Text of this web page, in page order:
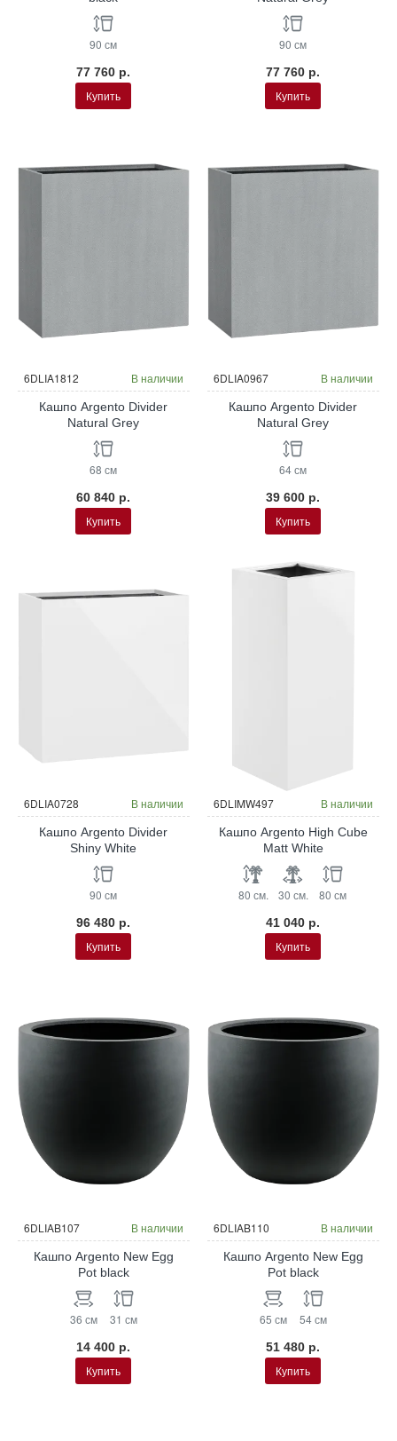
90 см
77 760 р.
Купить
90 см
77 760 р.
Купить
6DLIA1812 В наличии
Кашпо Argento Divider
Natural Grey
68 см
60 840 р.
Купить
6DLIA0967 В наличии
Кашпо Argento Divider
Natural Grey
64 см
39 600 р.
Купить
6DLIA0728 В наличии
Кашпо Argento Divider
Shiny White
90 см
96 480 р.
Купить
6DLIMW497 В наличии
Кашпо Argento High Cube
Matt White
80 см. 30 см. 80 см
41 040 р.
Купить
6DLIAB107 В наличии
Кашпо Argento New Egg
Pot black
36 см 31 см
14 400 р.
Купить
6DLIAB110 В наличии
Кашпо Argento New Egg
Pot black
65 см 54 см
51 480 р.
Купить